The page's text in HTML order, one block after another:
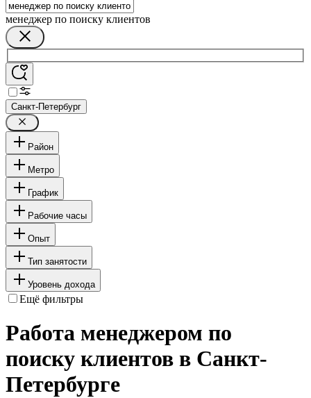
менеджер по поиску клиентов
Санкт-Петербург
Район
Метро
График
Рабочие часы
Опыт
Тип занятости
Уровень дохода
Ещё фильтры
Работа менеджером по
поиску клиентов в Санкт-
Петербурге